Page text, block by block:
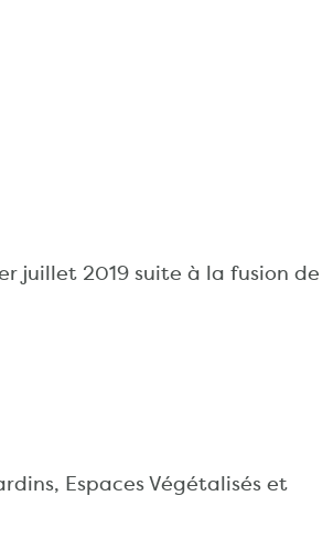
juillet 2019 suite à la fusion de
Espaces Végétalisés et